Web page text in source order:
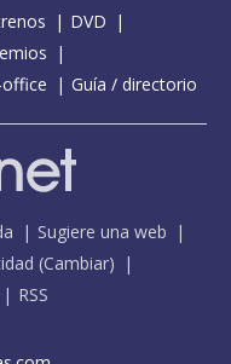
DVD
Guía / directorio
Sugiere una web
(Cambiar)
RSS